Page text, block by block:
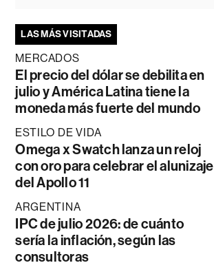
LAS MÁS VISITADAS
MERCADOS
El precio del dólar se debilita en
julio y América Latina tiene la
moneda más fuerte del mundo
ESTILO DE VIDA
Omega x Swatch lanza un reloj
con oro para celebrar el alunizaje
del Apollo 11
ARGENTINA
IPC de julio 2026: de cuánto
sería la inflación, según las
consultoras